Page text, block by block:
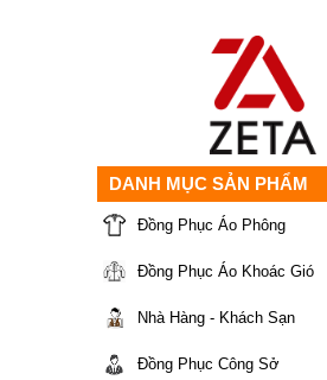
DANH MỤC SẢN PHẨM
Đồng Phục Áo Phông
Đồng Phục Áo Khoác Gió
Nhà Hàng - Khách Sạn
Đồng Phục Công Sở